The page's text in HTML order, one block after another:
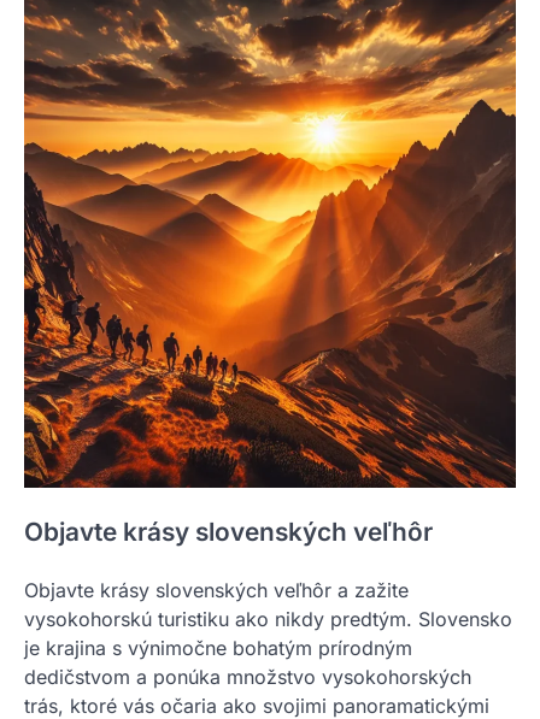
Objavte krásy slovenských veľhôr
Objavte krásy slovenských veľhôr a zažite
vysokohorskú turistiku ako nikdy predtým. Slovensko
je krajina s výnimočne bohatým prírodným
dedičstvom a ponúka množstvo vysokohorských
trás, ktoré vás očaria ako svojimi panoramatickými